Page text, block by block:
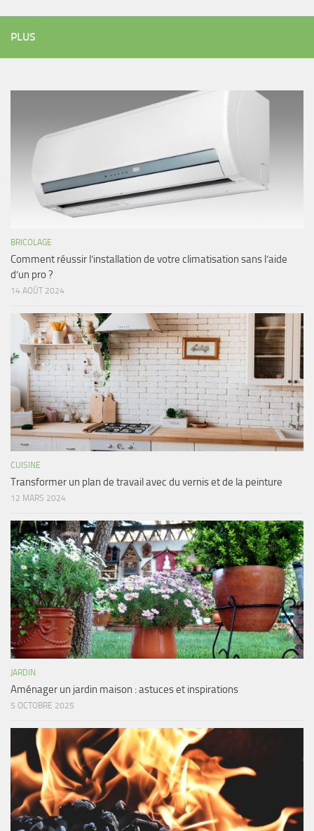
PLUS
BRICOLAGE
Comment réussir l’installation de votre climatisation sans l’aide
d’un pro ?
14 AOÛT 2024
CUISINE
Transformer un plan de travail avec du vernis et de la peinture
12 MARS 2024
JARDIN
Aménager un jardin maison : astuces et inspirations
5 OCTOBRE 2025